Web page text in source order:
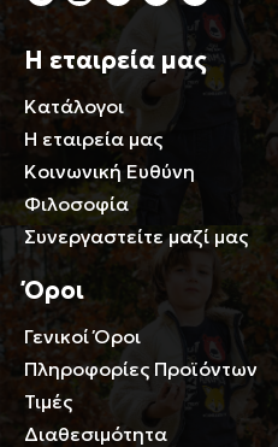
Η εταιρεία μας
Κατάλογοι
Η εταιρεία μας
Κοινωνική Ευθύνη
Φιλοσοφία
Συνεργαστείτε μαζί μας
Όροι
Γενικοί Όροι
Πληροφορίες Προϊόντων
Τιμές
Διαθεσιμότητα